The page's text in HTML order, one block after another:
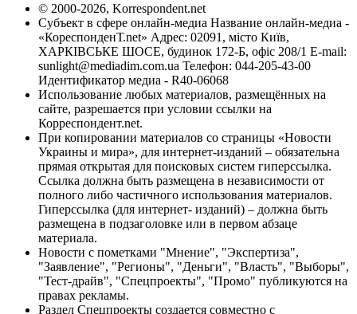
© 2000-2026, Korrespondent.net
Субъект в сфере онлайн-медиа Название онлайн-медиа -
«КореспонденТ.net» Адрес: 02091, місто Київ,
ХАРКІВСЬКЕ ШОСЕ, будинок 172-Б, офіс 208/1 E-mail:
sunlight@mediadim.com.ua Телефон: 044-205-43-00
Идентификатор медиа - R40-06068
Использование любых материалов, размещённых на
сайте, разрешается при условии ссылки на
Корреспондент.net.
При копировании материалов со страницы «Новости
Украины и мира», для интернет-изданий – обязательна
прямая открытая для поисковых систем гиперссылка.
Ссылка должна быть размещена в независимости от
полного либо частичного использования материалов.
Гиперссылка (для интернет- изданий) – должна быть
размещена в подзаголовке или в первом абзаце
материала.
Новости с пометками "Мнение", "Экспертиза",
"Заявление", "Регионы", "Деньги", "Власть", "Выборы",
"Тест-драйв", "Спецпроекты", "Промо" публикуются на
правах рекламы.
Раздел Спецпроекты создается совместно с